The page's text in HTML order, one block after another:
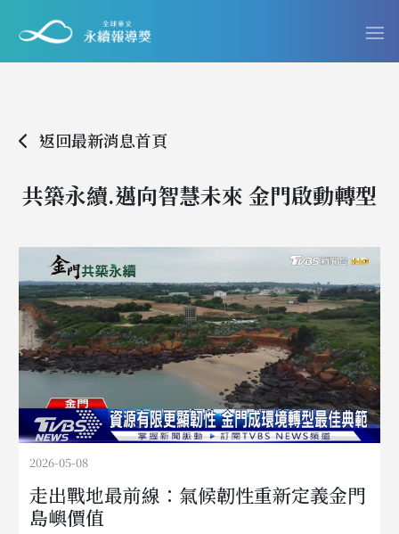
返回最新消息首頁
共築永續.邁向智慧未來 金門啟動轉型
2026-05-08
走出戰地最前線：氣候韌性重新定義金門
島嶼價值